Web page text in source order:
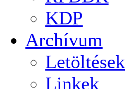
KDP
Archívum
Letöltések
Linkek